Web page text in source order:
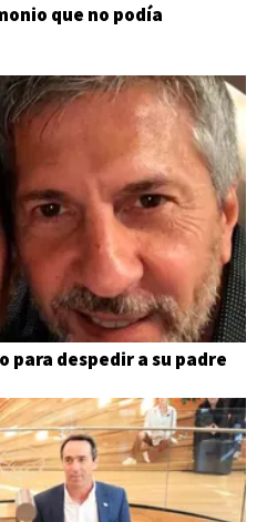
que no podía
para despedir a su padre